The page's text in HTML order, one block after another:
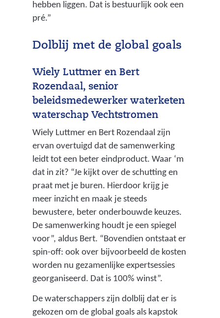
hebben liggen. Dat is bestuurlijk ook een
pré.”
Dolblij met de global goals
Wiely Luttmer en Bert
Rozendaal, senior
beleidsmedewerker waterketen
waterschap Vechtstromen
Wiely Luttmer en Bert Rozendaal zijn
ervan overtuigd dat de samenwerking
leidt tot een beter eindproduct. Waar ‘m
dat in zit? “Je kijkt over de schutting en
praat met je buren. Hierdoor krijg je
meer inzicht en maak je steeds
bewustere, beter onderbouwde keuzes.
De samenwerking houdt je een spiegel
voor”, aldus Bert. “Bovendien ontstaat er
spin-off: ook over bijvoorbeeld de kosten
worden nu gezamenlijke expertsessies
georganiseerd. Dat is 100% winst”.
De waterschappers zijn dolblij dat er is
gekozen om de global goals als kapstok